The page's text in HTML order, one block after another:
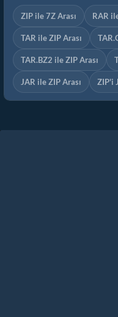
ZIP ile 7Z Arası RAR
TAR ile ZIP Arası
TAR.BZ2 ile ZIP Arası
JAR ile ZIP Arası ZIP'i